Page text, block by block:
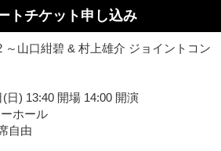
トチケット申し込み
～山口紺碧 & 村上雄介 ジョイントコン
日) 13:40 開場 14:00 開演
ホール
自由